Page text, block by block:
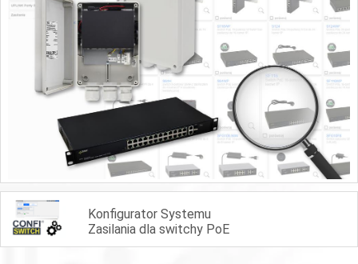
Konfigurator Systemu
Zasilania dla switchy PoE